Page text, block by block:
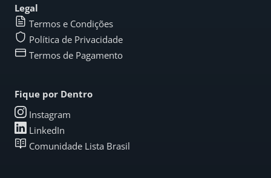
Legal
Termos e Condições
Política de Privacidade
Termos de Pagamento
Fique por Dentro
Instagram
LinkedIn
Comunidade Lista Brasil